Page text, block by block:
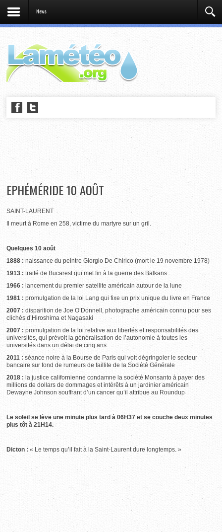
News
EPHÉMÉRIDE 10 AOÛT
SAINT-LAURENT
Il meurt à Rome en 258, victime du martyre sur un gril.
Quelques 10 août
1888 : naissance du peintre Giorgio De Chirico (mort le 19 novembre 1978)
1913 : traité de Bucarest qui met fin à la guerre des Balkans
1966 : lancement du premier satellite américain autour de la lune
1981 : promulgation de la loi Lang qui fixe un prix unique du livre en France
2007 : disparition de Joe O’Donnell, photographe américain connu pour ses
clichés d’Hiroshima et Nagasaki
2007 : promulgation de la loi relative aux libertés et responsabilités des
universités, qui prévoit la généralisation de l’autonomie à toutes les
universités dans un délai de cinq ans
2011 : séance noire à la Bourse de Paris qui voit dégringoler le secteur
bancaire sur fond de rumeurs de faillite de la Société Générale
2018 : la justice californienne condamne la société Monsanto à payer des
millions de dollars de dommages et intérêts à un jardinier américain
Dewayne Johnson souffrant d’un cancer qu’il attribue au Roundup
Le soleil se lève une minute plus tard à 06H37 et se couche deux minutes
plus tôt à 21H14.
Dicton : « Le temps qu’il fait à la Saint-Laurent dure longtemps. »